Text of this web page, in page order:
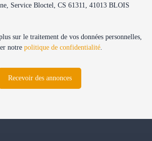
Service Bloctel, CS 61311, 41013 BLOIS
sur le traitement de vos données personnelles,
notre politique de confidentialité
Recevoir des annonces